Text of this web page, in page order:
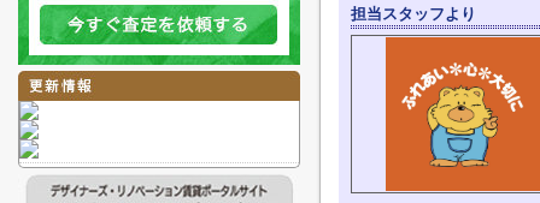
担当スタッフより